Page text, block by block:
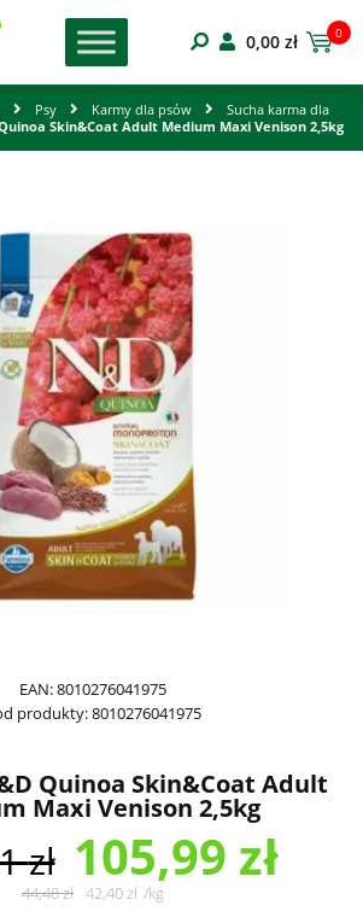
0,00 zł 0
Psy Karmy dla psów
Sucha karma dla
Skin&Coat Adult Medium Maxi Venison 2,5kg
EAN:8010276041975
produkty:8010276041975
Quinoa Skin&Coat Adult
Maxi Venison 2,5kg
zł 105,99 zł
44,48zł 42,40zł /kg